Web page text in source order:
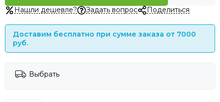
Нашли дешевле? Задать вопрос Поделиться
Доставим бесплатно при сумме заказа от 7000
руб.
Выбрать